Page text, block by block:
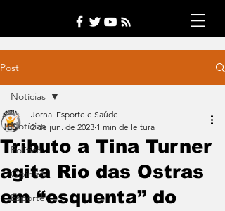
Post
Notícias
Política
Opinião
Esporte
Notícias
Tributo a Tina Turner
agita Rio das Ostras
em “esquenta” do
Jornal Esporte e Saúde
2 de jun. de 2023 1 min de leitura